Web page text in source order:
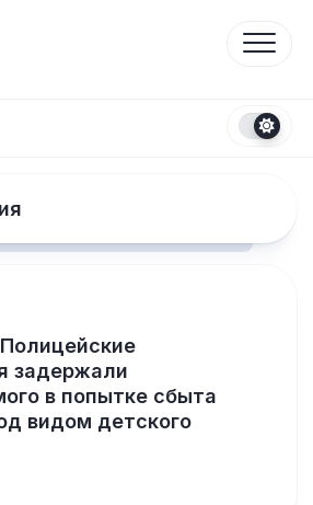
задержали
в попытке сбыта
видом детского